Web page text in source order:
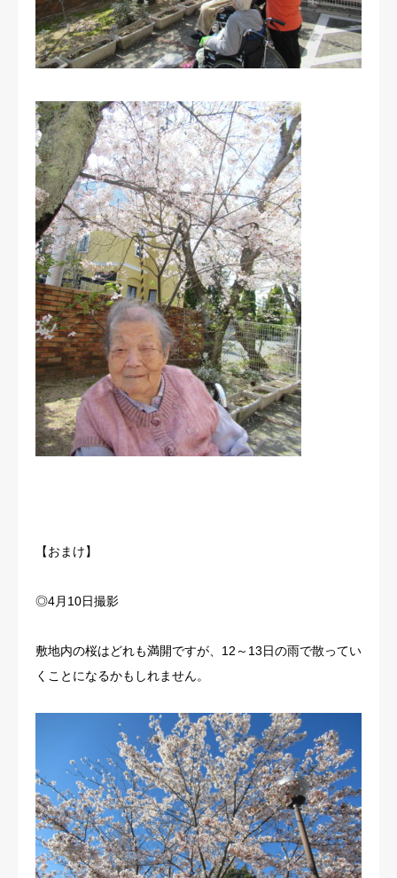
【おまけ】
◎4月10日撮影
敷地内の桜はどれも満開ですが、12～13日の雨で散ってい
くことになるかもしれません。